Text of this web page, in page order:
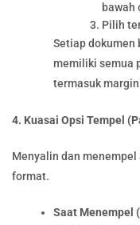
bawah
Pilih
Setiap dokumen
memiliki semua
termasuk
4. Kuasai Opsi Tempel
Menyalin dan
format.
Saat Menempel